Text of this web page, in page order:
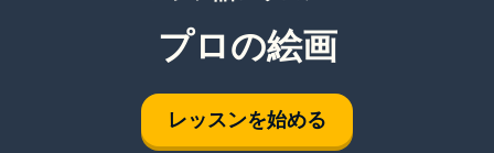
プロの絵画
レッスンを始める